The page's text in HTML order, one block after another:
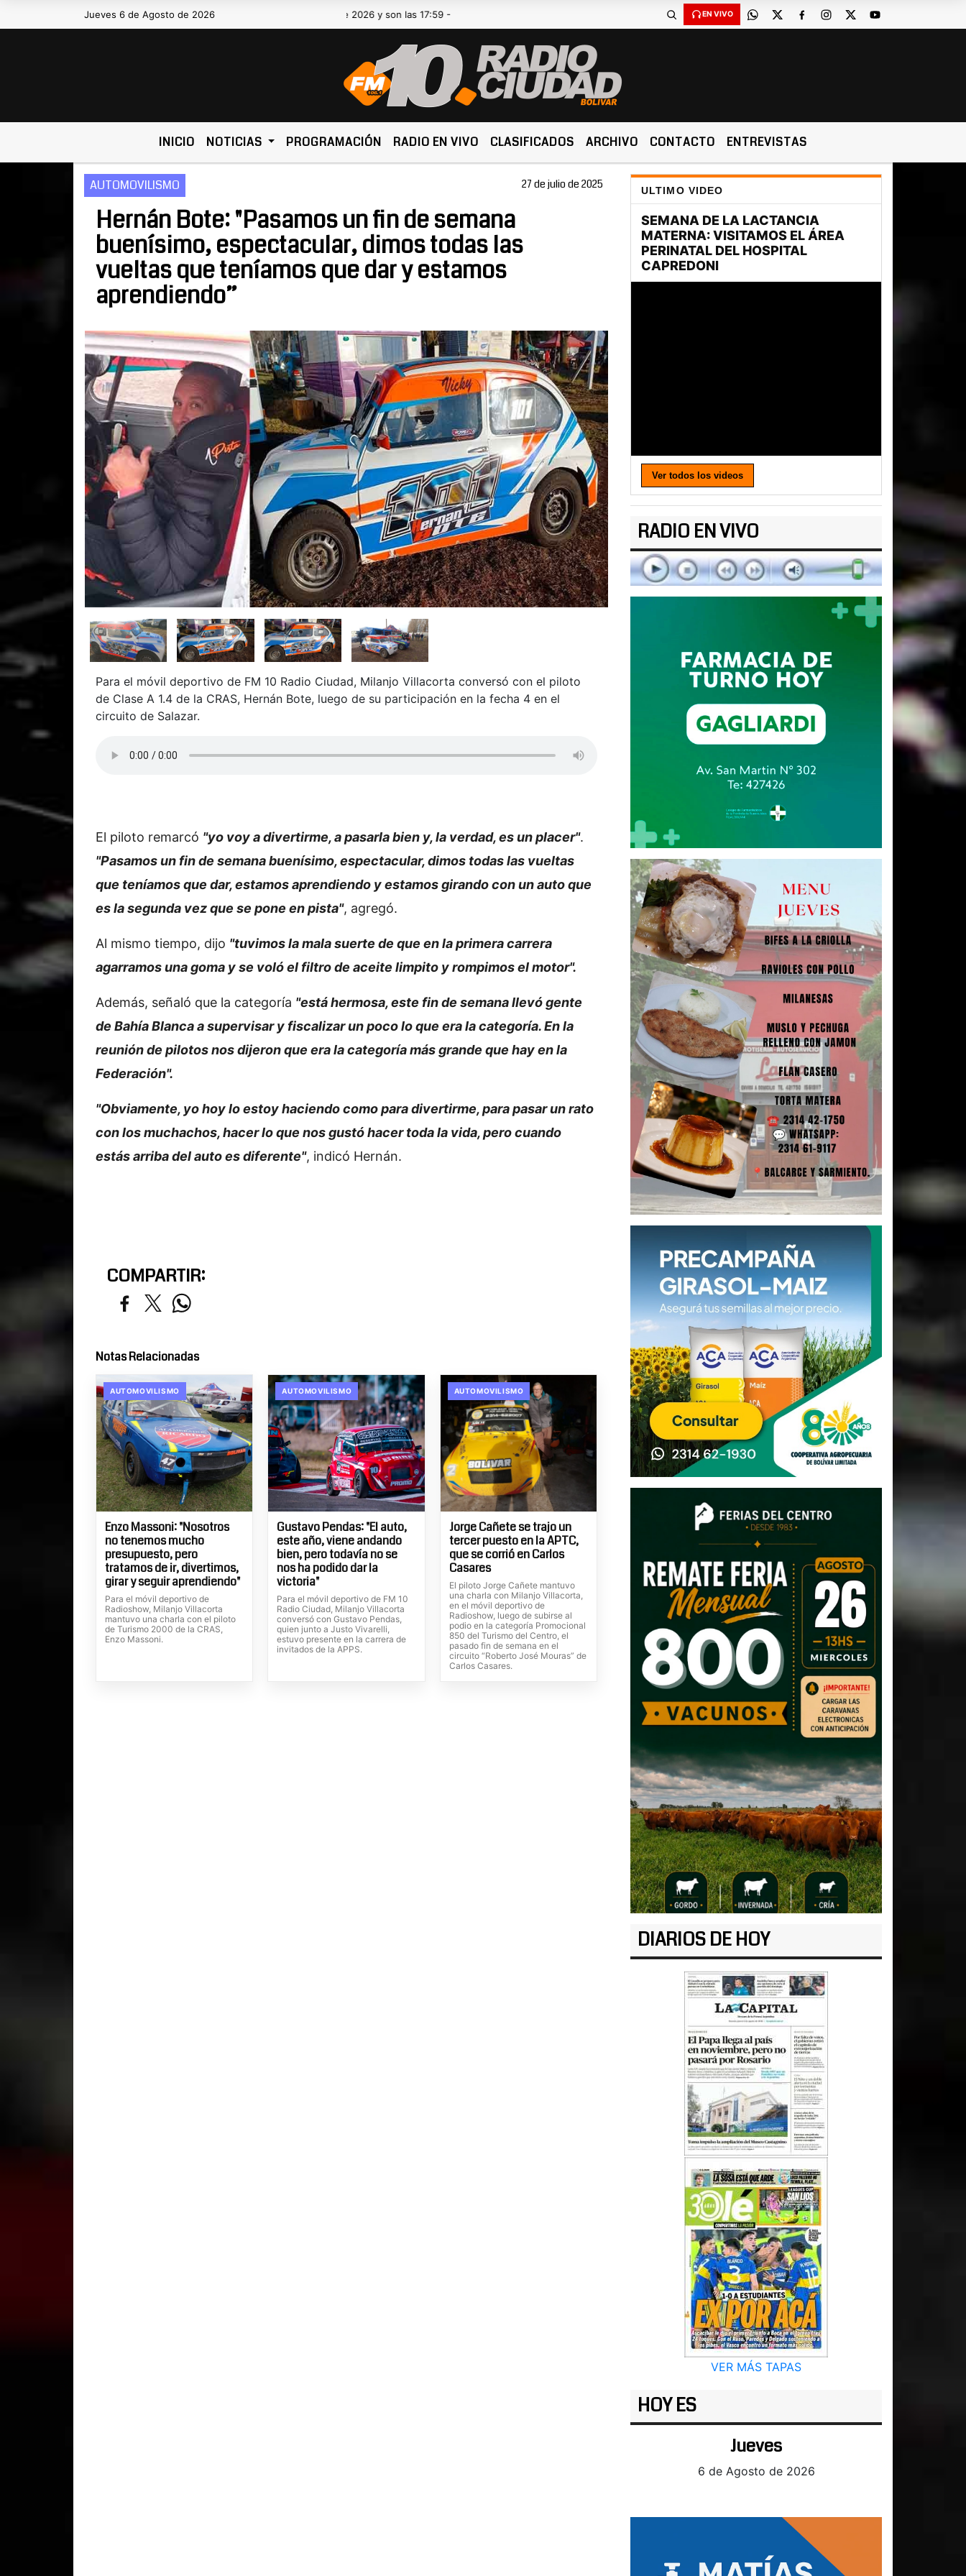
Jueves 6 de Agosto de 2026Hoy es Jueves 6 de Agosto de 2026 y son las 17:59 - EN VIVO
INICIO NOTICIAS PROGRAMACIÓN RADIO EN VIVO CLASIFICADOS ARCHIVO CONTACTO ENTREVISTAS
AUTOMOVILISMO 27 de julio de 2025
Hernán Bote: "Pasamos un fin de semana
buenísimo, espectacular, dimos todas las
vueltas que teníamos que dar y estamos
aprendiendo”
Para el móvil deportivo de FM 10 Radio Ciudad, Milanjo Villacorta conversó con el piloto
de Clase A 1.4 de la CRAS, Hernán Bote, luego de su participación en la fecha 4 en el
circuito de Salazar.
El piloto remarcó "yo voy a divertirme, a pasarla bien y, la verdad, es un placer".
"Pasamos un fin de semana buenísimo, espectacular, dimos todas las vueltas
que teníamos que dar, estamos aprendiendo y estamos girando con un auto que
es la segunda vez que se pone en pista", agregó.
Al mismo tiempo, dijo "tuvimos la mala suerte de que en la primera carrera
agarramos una goma y se voló el filtro de aceite limpito y rompimos el motor".
Además, señaló que la categoría "está hermosa, este fin de semana llevó gente
de Bahía Blanca a supervisar y fiscalizar un poco lo que era la categoría. En la
reunión de pilotos nos dijeron que era la categoría más grande que hay en la
Federación".
"Obviamente, yo hoy lo estoy haciendo como para divertirme, para pasar un rato
con los muchachos, hacer lo que nos gustó hacer toda la vida, pero cuando
estás arriba del auto es diferente", indicó Hernán.
COMPARTIR:
Notas Relacionadas
AUTOMOVILISMO
Enzo Massoni: "Nosotros
no tenemos mucho
presupuesto, pero
tratamos de ir, divertimos,
girar y seguir aprendiendo"
Para el móvil deportivo de
Radioshow, Milanjo Villacorta
mantuvo una charla con el piloto
de Turismo 2000 de la CRAS,
Enzo Massoni.
AUTOMOVILISMO
Gustavo Pendas: "El auto,
este año, viene andando
bien, pero todavía no se
nos ha podido dar la
victoria"
Para el móvil deportivo de FM 10
Radio Ciudad, Milanjo Villacorta
conversó con Gustavo Pendas,
quien junto a Justo Vivarelli,
estuvo presente en la carrera de
invitados de la APPS.
AUTOMOVILISMO
Jorge Cañete se trajo un
tercer puesto en la APTC,
que se corrió en Carlos
Casares
El piloto Jorge Cañete mantuvo
una charla con Milanjo Villacorta,
en el móvil deportivo de
Radioshow, luego de subirse al
podio en la categoría Promocional
850 del Turismo del Centro, el
pasado fin de semana en el
circuito “Roberto José Mouras” de
Carlos Casares.
ULTIMO VIDEO
Ver todos los videos
RADIO EN VIVO
DIARIOS DE HOY
VER MÁS TAPAS
HOY ES
Jueves
6 de Agosto de 2026